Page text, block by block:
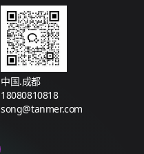
中国.成都
18080810818
song@tanmer.com